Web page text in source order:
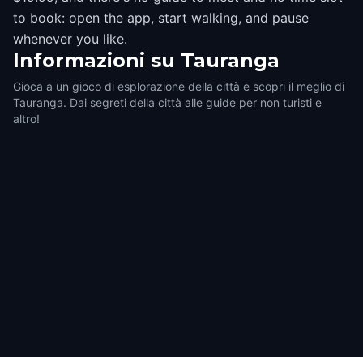
to book: open the app, start walking, and pause
whenever you like.
Informazioni su Tauranga
Gioca a un gioco di esplorazione della città e scopri il meglio di
Tauranga. Dai segreti della città alle guide per non turisti e
altro!